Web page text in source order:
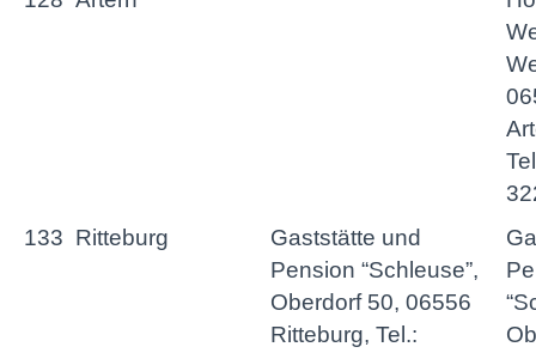
133 Ritteburg
Gaststätte und
Pension “Schleuse”,
Oberdorf 50, 06556
Ritteburg, Tel.: